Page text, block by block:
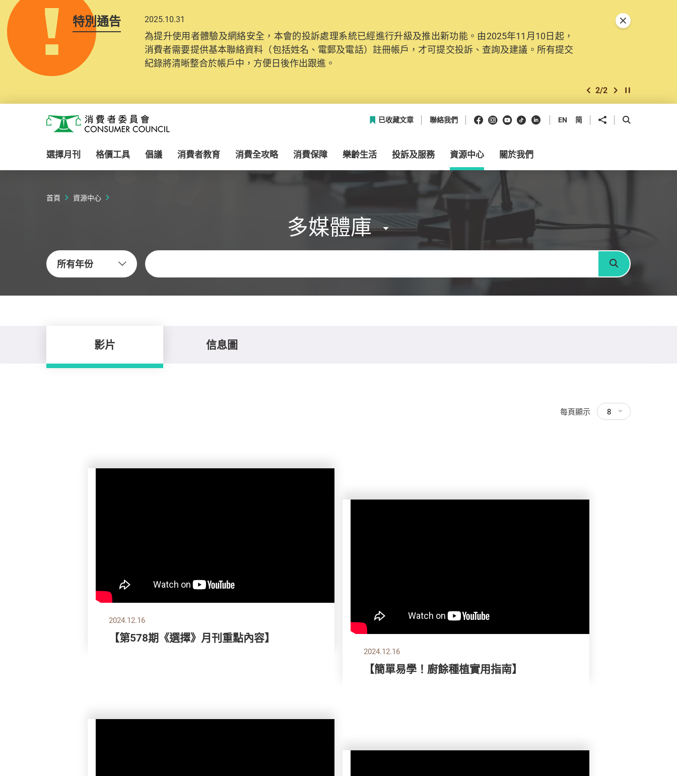
特別通告 2025.10.31
為提升使用者體驗及網絡安全，本會的投訴處理系統已經進行升級及推出新功能。由2025年11月10日起，
消費者需要提供基本聯絡資料（包括姓名、電郵及電話）註冊帳戶，才可提交投訴、查詢及建議。所有提交
紀錄將清晰整合於帳戶中，方便日後作出跟進。
上一個
2/2 下一個開始/暫停幻燈
關閉特別通告
消費者委員會
已收藏文章 聯絡我們 Facebook
Instagram
Youtube
抖音領英 EN 简 分享到 開啟搜尋框
選擇月刊 格價工具 倡議 消費者教育 消費全攻略 消費保障 樂齡生活 投訴及服務 資源中心 關於我們
首頁 資源中心
多媒體庫
所有年份
關鍵字
搜尋
影片 信息圖
每頁顯示 8
2024.12.16
【第578期《選擇》月刊重點內容】
2024.12.16
【簡單易學！廚餘種植實用指南】